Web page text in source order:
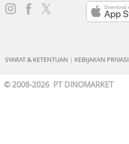
SYARAT & KETENTUAN | KEBIJAKAN PRIVASI
© 2008-2026 PT DINOMARKET